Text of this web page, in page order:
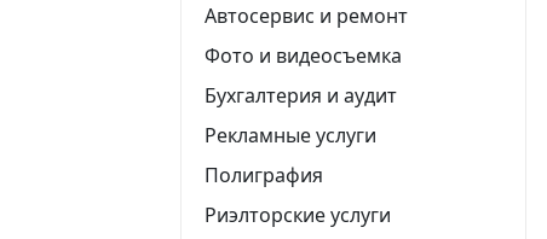
Автосервис и ремонт
Фото и видеосъемка
Бухгалтерия и аудит
Рекламные услуги
Полиграфия
Риэлторские услуги